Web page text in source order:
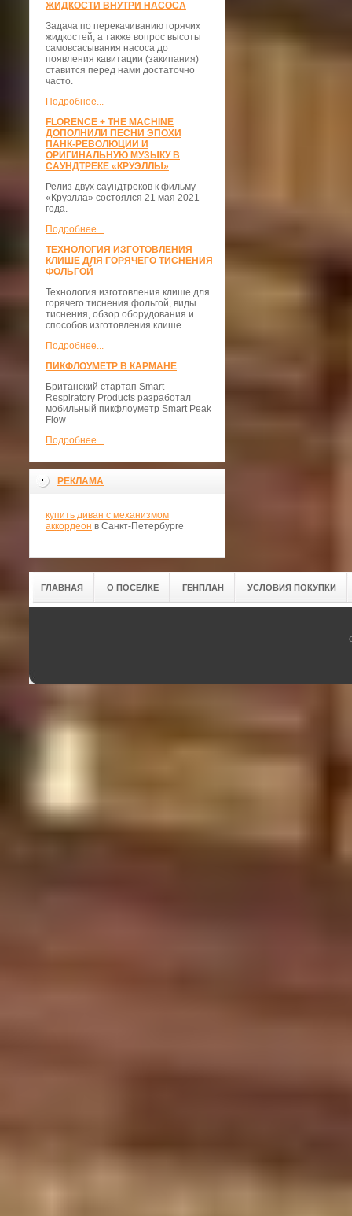
ЖИДКОСТИ ВНУТРИ НАСОСА
Задача по перекачиванию горячих
жидкостей, а также вопрос высоты
самовсасывания насоса до
появления кавитации (закипания)
ставится перед нами достаточно
часто.
Подробнее...
FLORENCE + THE MACHINE
ДОПОЛНИЛИ ПЕСНИ ЭПОХИ
ПАНК-РЕВОЛЮЦИИ И
ОРИГИНАЛЬНУЮ МУЗЫКУ В
САУНДТРЕКЕ «КРУЭЛЛЫ»
Релиз двух саундтреков к фильму
«Круэлла» состоялся 21 мая 2021
года.
Подробнее...
ТЕХНОЛОГИЯ ИЗГОТОВЛЕНИЯ
КЛИШЕ ДЛЯ ГОРЯЧЕГО ТИСНЕНИЯ
ФОЛЬГОЙ
Технология изготовления клише для
горячего тиснения фольгой, виды
тиснения, обзор оборудования и
способов изготовления клише
Подробнее...
ПИКФЛОУМЕТР В КАРМАНЕ
Британский стартап Smart
Respiratory Products разработал
мобильный пикфлоуметр Smart Peak
Flow
Подробнее...
РЕКЛАМА
купить диван с механизмом
аккордеон в Санкт-Петербурге
ГЛАВНАЯ О ПОСЕЛКЕ ГЕНПЛАН УСЛОВИЯ ПОКУПКИ